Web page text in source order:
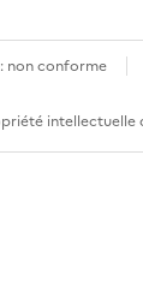
non conforme
intellectuelle